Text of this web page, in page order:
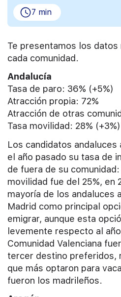
7 min
Te presentamos los
cada comunidad.
Andalucía
Tasa de paro: 36% (+5%)
Atracción propia: 72%
Atracción de otras
Tasa movilidad: 28% (+3%)
Los candidatos andaluces
el año pasado su tasa de
de fuera de su comunidad:
movilidad fue del 25%, en
mayoría de los andaluces
Madrid como principal
emigrar, aunque esta
levemente respecto al
Comunidad Valenciana
tercer destino preferidos,
que más optaron para
fueron los madrileños.